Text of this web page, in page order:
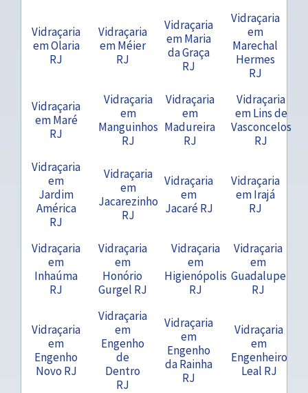
Vidraçaria
em Olaria
RJ
Vidraçaria
em Méier
RJ
Vidraçaria
em Maria
da Graça
RJ
Vidraçaria
em
Marechal
Hermes
RJ
Vidraçaria
em Maré
RJ
Vidraçaria
em
Manguinhos
RJ
Vidraçaria
em
Madureira
RJ
Vidraçaria
em Lins de
Vasconcelos
RJ
Vidraçaria
em
Jardim
América
RJ
Vidraçaria
em
Jacarezinho
RJ
Vidraçaria
em
Jacaré RJ
Vidraçaria
em Irajá
RJ
Vidraçaria
em
Inhaúma
RJ
Vidraçaria
em
Honório
Gurgel RJ
Vidraçaria
em
Higienópolis
RJ
Vidraçaria
em
Guadalupe
RJ
Vidraçaria
em
Engenho
Novo RJ
Vidraçaria
em
Engenho
de
Dentro
RJ
Vidraçaria
em
Engenho
da Rainha
RJ
Vidraçaria
em
Engenheiro
Leal RJ